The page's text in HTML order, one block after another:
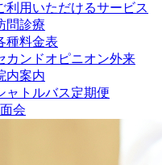
利用いただけるサービス
問診療
種料金表
カンドオピニオン外来
内案内
ャトルバス定期便
会